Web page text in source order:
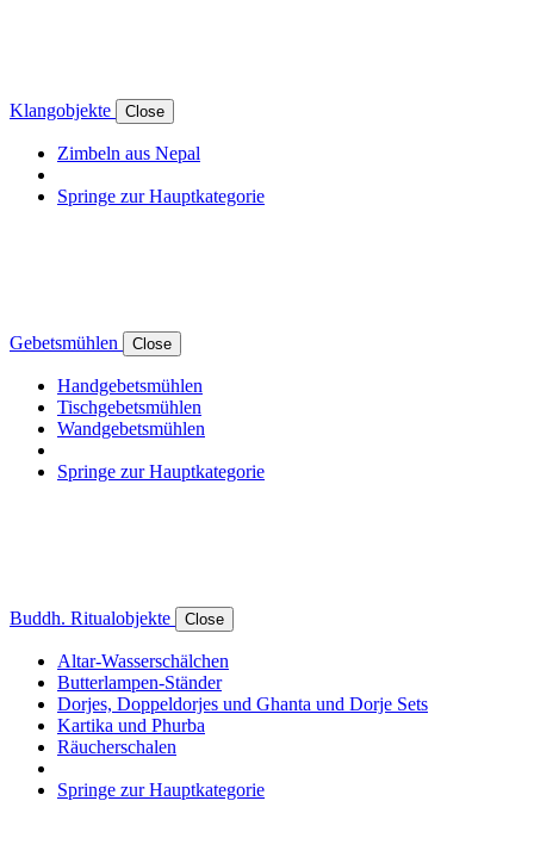
Klangobjekte Close
Zimbeln aus Nepal
Springe zur Hauptkategorie
Gebetsmühlen Close
Handgebetsmühlen
Tischgebetsmühlen
Wandgebetsmühlen
Springe zur Hauptkategorie
Buddh. Ritualobjekte Close
Altar-Wasserschälchen
Butterlampen-Ständer
Dorjes, Doppeldorjes und Ghanta und Dorje Sets
Kartika und Phurba
Räucherschalen
Springe zur Hauptkategorie